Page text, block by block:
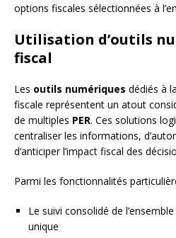
options fiscales sélectionnées à
Utilisation d’outils
fiscal
Les outils numériques dédiés à
fiscale représentent un atout
de multiples PER. Ces solutions
centraliser les informations,
d’anticiper l’impact fiscal des
Parmi les fonctionnalités
Le suivi consolidé de
unique